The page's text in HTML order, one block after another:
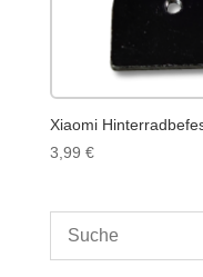
Xiaomi
3,99 €